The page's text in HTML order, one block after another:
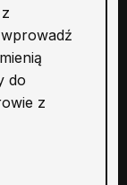
do
z